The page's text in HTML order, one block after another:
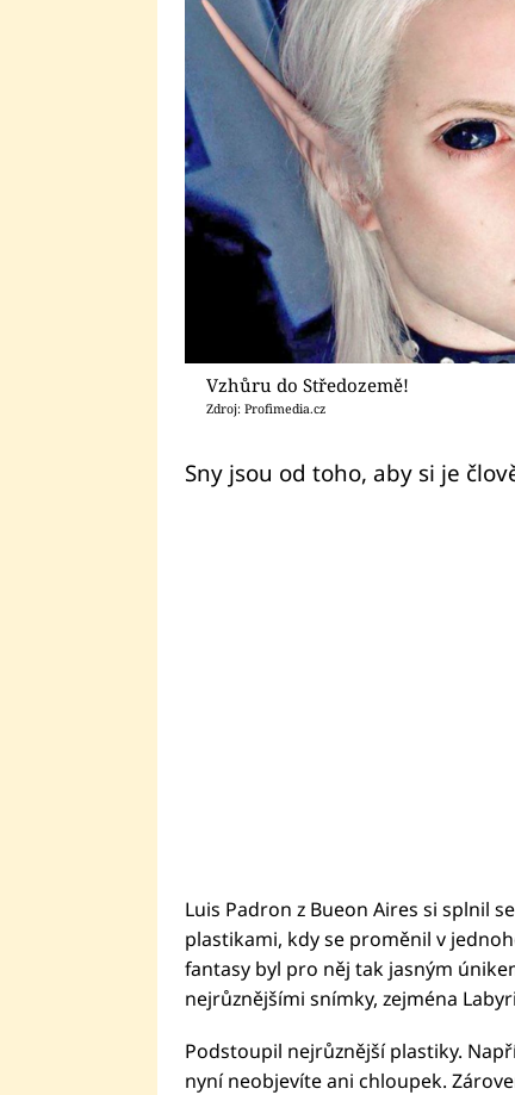
Vzhůru do Středozemě!
Zdroj: Profimedia.cz
Sny jsou od toho, aby si je
Luis Padron z Bueon Aires si splnil
plastikami, kdy se proměnil v
fantasy byl pro něj tak jasným
nejrůznějšími snímky, zejména
Podstoupil nejrůznější plastiky.
nyní neobjevíte ani chloupek.